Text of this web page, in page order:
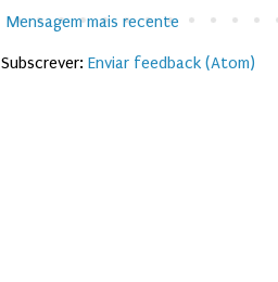
Mensagem mais recente
Subscrever: Enviar feedback (Atom)